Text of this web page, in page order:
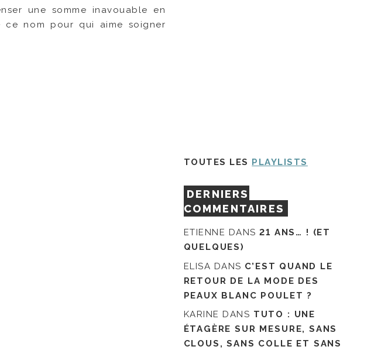
une somme inavouable en
ce nom pour qui aime soigner
TOUTES LES PLAYLISTS
DERNIERS
COMMENTAIRES
ETIENNE DANS21 ANS… ! (ET
QUELQUES)
ELISA DANS C’EST QUAND LE
RETOUR DE LA MODE DES
PEAUX BLANC POULET ?
KARINE DANS TUTO : UNE
ÉTAGÈRE SUR MESURE, SANS
CLOUS, SANS COLLE ET SANS